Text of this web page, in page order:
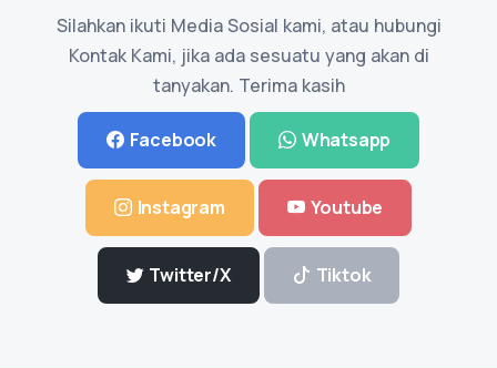
Silahkan ikuti Media Sosial kami, atau hubungi
Kontak Kami, jika ada sesuatu yang akan di
tanyakan. Terima kasih
Facebook Whatsapp
Instagram Youtube
Twitter/X Tiktok